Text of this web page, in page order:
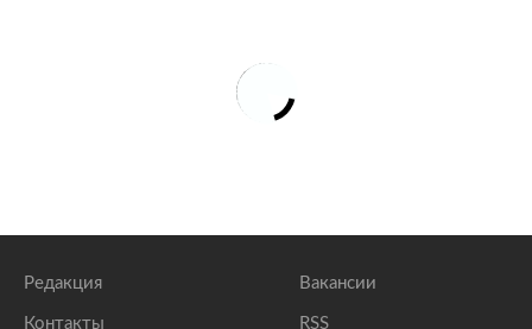
Редакция
Контакты
Вакансии
RSS